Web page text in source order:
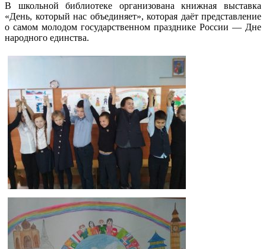
В школьной библиотеке организована книжная выставка
«День, который нас объединяет», которая даёт представление
о самом молодом государственном празднике России — Дне
народного единства.